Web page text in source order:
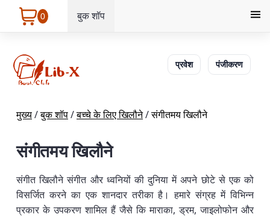
0 बुक शॉप
प्रवेश पंजीकरण
मुख्य/बुक शॉप/बच्चे के लिए खिलौने/संगीतमय खिलौने
संगीतमय खिलौने
संगीत खिलौने संगीत और ध्वनियों की दुनिया में अपने छोटे से एक को
विसर्जित करने का एक शानदार तरीका है। हमारे संग्रह में विभिन्न
प्रकार के उपकरण शामिल हैं जैसे कि माराका, ड्रम, जाइलोफोन और